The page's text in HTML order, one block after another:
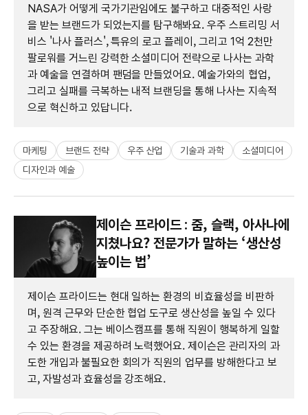
NASA가 어떻게 국가기관임에도 불구하고 대중적인 사랑
을 받는 브랜드가 되었는지를 탐구해봐요. 우주 스트리밍 서
비스 '나사 플러스', 특유의 로고 플레이, 그리고 1억 2천만
팔로워를 거느린 강력한 소셜미디어 전략으로 나사는 과학
과 예술을 연결하며 팬덤을 만들었어요. 예술가와의 협업,
그리고 실패를 극복하는 내적 브랜딩을 통해 나사는 지속적
으로 혁신하고 있답니다.
마케팅 브랜드 전략 우주 산업 기술과 과학
소셜미디어
디자인과 예술
제이슨 프라이드 : 줌, 슬랙, 아사나에
지쳤나요? 전문가가 말하는 ‘생산성
높이는 법’
제이슨 프라이드는 현대 일하는 환경의 비효율성을 비판하
며, 원격 근무와 단순한 협업 도구로 생산성을 높일 수 있다
고 주장해요. 그는 베이스캠프를 통해 직원이 행복하게 일할
수 있는 환경을 제공하려 노력했어요. 제이슨은 관리자의 과
도한 개입과 불필요한 회의가 직원의 업무를 방해한다고 보
고, 자발성과 효율성을 강조해요.